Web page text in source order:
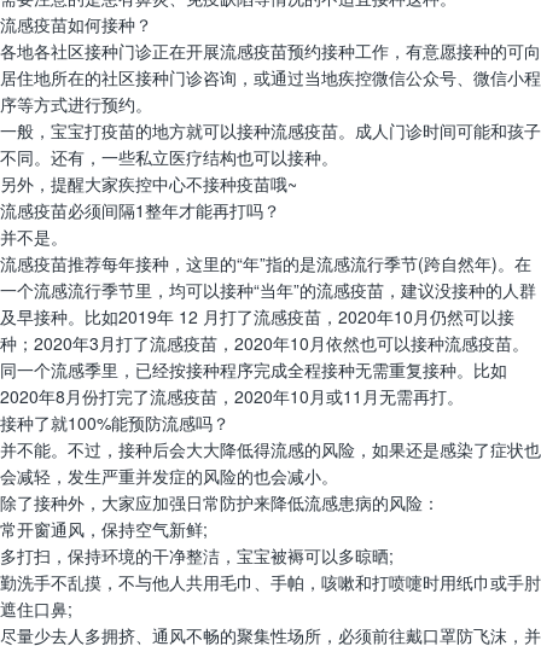
流感疫苗如何接种？
各地各社区接种门诊正在开展流感疫苗预约接种工作，有意愿接种的可向
居住地所在的社区接种门诊咨询，或通过当地疾控微信公众号、微信小程
序等方式进行预约。
一般，宝宝打疫苗的地方就可以接种流感疫苗。成人门诊时间可能和孩子
不同。还有，一些私立医疗结构也可以接种。
另外，提醒大家疾控中心不接种疫苗哦~
流感疫苗必须间隔1整年才能再打吗？
并不是。
流感疫苗推荐每年接种，这里的“年”指的是流感流行季节(跨自然年)。在
一个流感流行季节里，均可以接种“当年”的流感疫苗，建议没接种的人群
及早接种。比如2019年 12 月打了流感疫苗，2020年10月仍然可以接
种；2020年3月打了流感疫苗，2020年10月依然也可以接种流感疫苗。
同一个流感季里，已经按接种程序完成全程接种无需重复接种。比如
2020年8月份打完了流感疫苗，2020年10月或11月无需再打。
接种了就100%能预防流感吗？
并不能。不过，接种后会大大降低得流感的风险，如果还是感染了症状也
会减轻，发生严重并发症的风险的也会减小。
除了接种外，大家应加强日常防护来降低流感患病的风险：
常开窗通风，保持空气新鲜;
多打扫，保持环境的干净整洁，宝宝被褥可以多晾晒;
勤洗手不乱摸，不与他人共用毛巾、手帕，咳嗽和打喷嚏时用纸巾或手肘
遮住口鼻;
尽量少去人多拥挤、通风不畅的聚集性场所，必须前往戴口罩防飞沫，并